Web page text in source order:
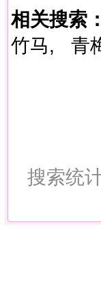
相关搜索：
竹马,
青
搜索统